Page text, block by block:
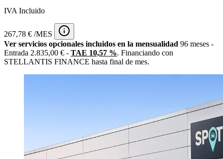
IVA Incluido
267,78 € /MES
Ver servicios opcionales incluidos en la mensualidad 96 meses -
Entrada 2.835,00 € - TAE 10,57 %. Financiando con
STELLANTIS FINANCE hasta final de mes.